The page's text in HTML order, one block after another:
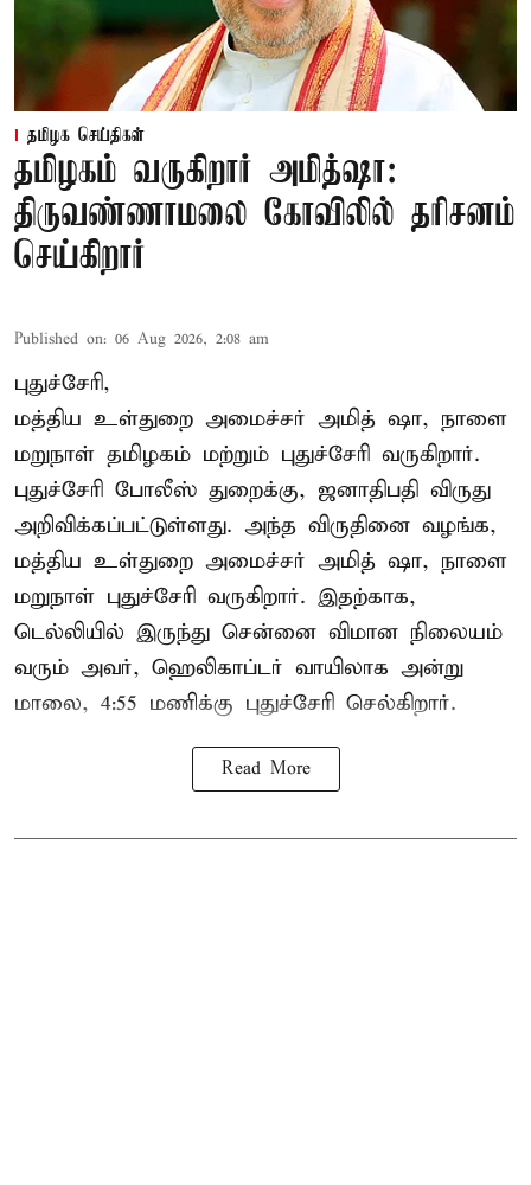
தமிழக செய்திகள்
தமிழகம் வருகிறார் அமித்ஷா:
திருவண்ணாமலை கோவிலில் தரிசனம்
செய்கிறார்
Published on: 06 Aug 2026, 2:08 am
புதுச்சேரி,
மத்திய உள்துறை அமைச்சர் அமித் ஷா, நாளை
மறுநாள் தமிழகம் மற்றும் புதுச்சேரி வருகிறார்.
புதுச்சேரி போலீஸ் துறைக்கு, ஜனாதிபதி விருது
அறிவிக்கப்பட்டுள்ளது. அந்த விருதினை வழங்க,
மத்திய உள்துறை அமைச்சர் அமித் ஷா, நாளை
மறுநாள் புதுச்சேரி வருகிறார். இதற்காக,
டெல்லியில் இருந்து சென்னை விமான நிலையம்
வரும் அவர், ஹெலிகாப்டர் வாயிலாக அன்று
மாலை, 4:55 மணிக்கு புதுச்சேரி செல்கிறார்.
Read More